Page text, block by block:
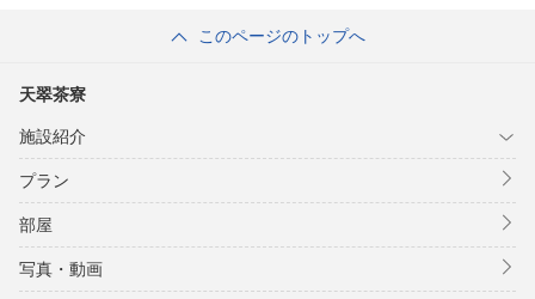
このページのトップへ
天翠茶寮
施設紹介
プラン
部屋
写真・動画